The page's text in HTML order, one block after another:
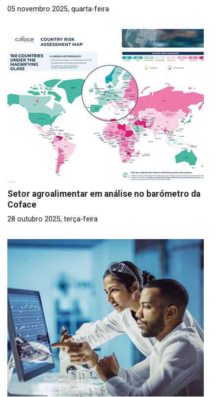
05 novembro 2025, quarta-feira
Setor agroalimentar em análise no barómetro da
Coface
28 outubro 2025, terça-feira